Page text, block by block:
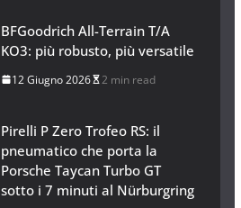
BFGoodrich All-Terrain T/A
KO3: più robusto, più versatile
12 Giugno 2026 2 min read
Pirelli P Zero Trofeo RS: il
pneumatico che porta la
Porsche Taycan Turbo GT
sotto i 7 minuti al Nürburgring